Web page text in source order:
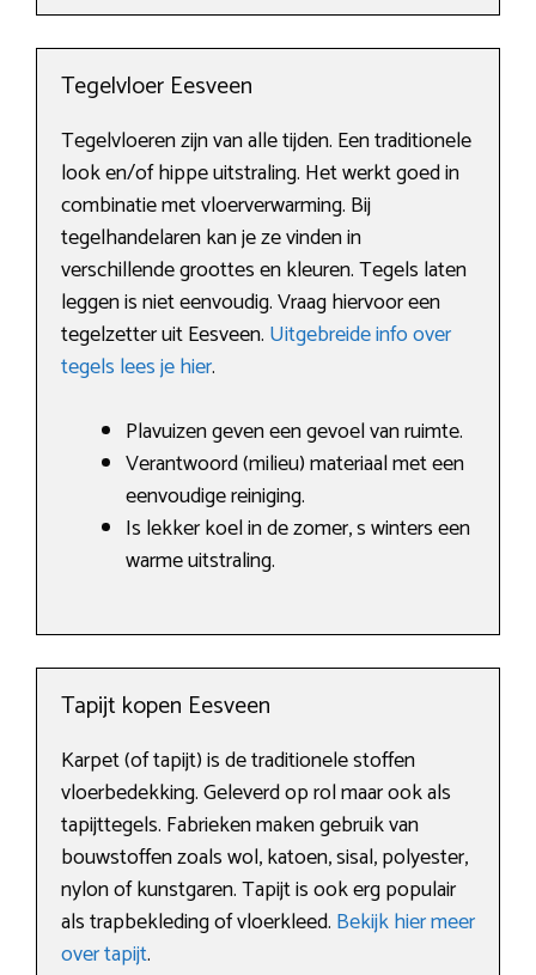
Tegelvloer Eesveen
Tegelvloeren zijn van alle tijden. Een traditionele
look en/of hippe uitstraling. Het werkt goed in
combinatie met vloerverwarming. Bij
tegelhandelaren kan je ze vinden in
verschillende groottes en kleuren. Tegels laten
leggen is niet eenvoudig. Vraag hiervoor een
tegelzetter uit Eesveen. Uitgebreide info over
tegels lees je hier.
Plavuizen geven een gevoel van ruimte.
Verantwoord (milieu) materiaal met een
eenvoudige reiniging.
Is lekker koel in de zomer, s winters een
warme uitstraling.
Tapijt kopen Eesveen
Karpet (of tapijt) is de traditionele stoffen
vloerbedekking. Geleverd op rol maar ook als
tapijttegels. Fabrieken maken gebruik van
bouwstoffen zoals wol, katoen, sisal, polyester,
nylon of kunstgaren. Tapijt is ook erg populair
als trapbekleding of vloerkleed. Bekijk hier meer
over tapijt.